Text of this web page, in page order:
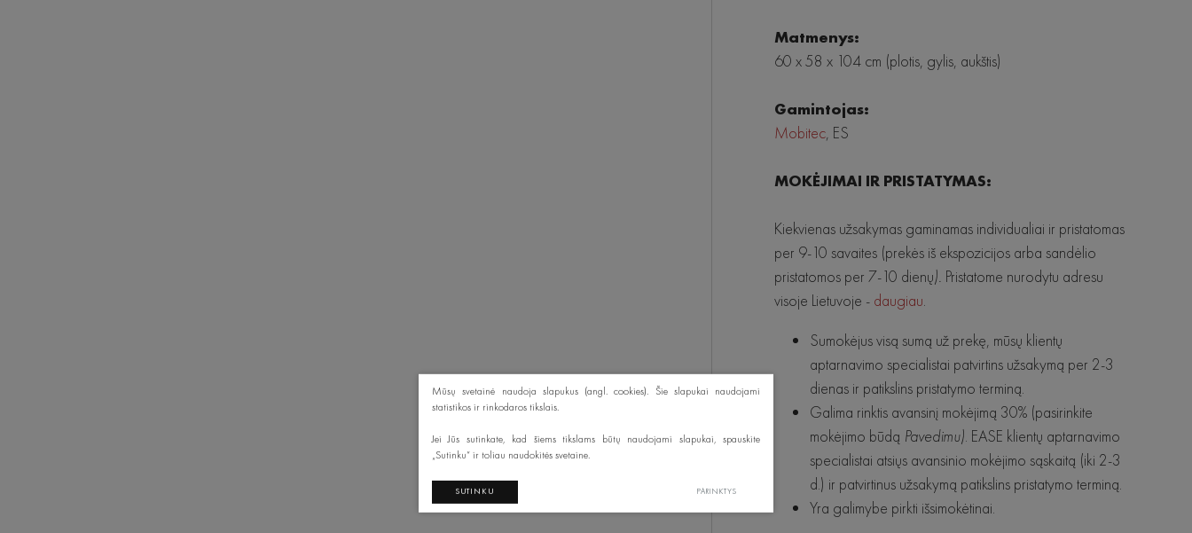
Matmenys:
60 x 58 x 104 cm (plotis, gylis, aukštis)
Gamintojas:
Mobitec , ES
MOKĖJIMAI IR PRISTATYMAS:
Kiekvienas užsakymas gaminamas individualiai ir pristatomas
per 9-10 savaites (prekės iš ekspozicijos arba sandėlio
pristatomos per 7-10 dienų). Pristatome nurodytu adresu
visoje Lietuvoje - daugiau
Sumokėjus visą sumą už prekę, mūsų klientų
aptarnavimo specialistai patvirtins užsakymą per 2-3
dienas ir patikslins pristatymo terminą.
Galima rinktis avansinį mokėjimą 30% (pasirinkite
mokėjimo būdą Pavedimu) . EASE klientų aptarnavimo
specialistai atsiųs avansinio mokėjimo sąskaitą (iki 2-3
d.) ir patvirtinus užsakymą patikslins pristatymo terminą.
Yra galimybe pirkti išsimokėtinai.
Mūsų svetainė naudoja slapukus (angl. cookies). Šie slapukai naudojami
statistikos ir rinkodaros tikslais.
Jei Jūs sutinkate, kad šiems tikslams būtų naudojami slapukai, spauskite
„Sutinku“ ir toliau naudokitės svetaine.
SUTINKU PARINKTYS